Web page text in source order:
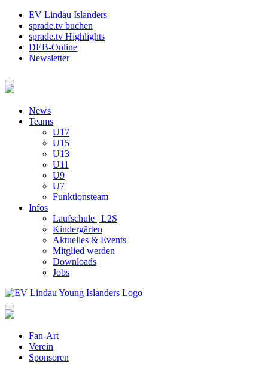
EV Lindau Islanders
sprade.tv buchen
sprade.tv Highlights
DEB-Online
Newsletter
News
Teams
U17
U15
U13
U11
U9
U7
Funktionsteam
Infos
Laufschule | L2S
Kindergärten
Aktuelles & Events
Mitglied werden
Downloads
Jobs
Fan-Art
Verein
Sponsoren